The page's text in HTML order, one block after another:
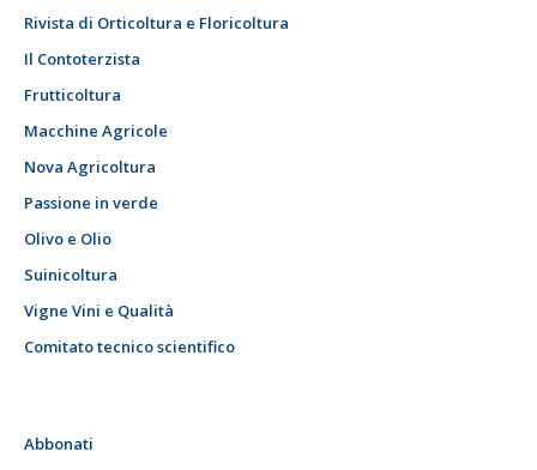
Rivista di Orticoltura e Floricoltura
Il Contoterzista
Frutticoltura
Macchine Agricole
Nova Agricoltura
Passione in verde
Olivo e Olio
Suinicoltura
Vigne Vini e Qualità
Comitato tecnico scientifico
Abbonati